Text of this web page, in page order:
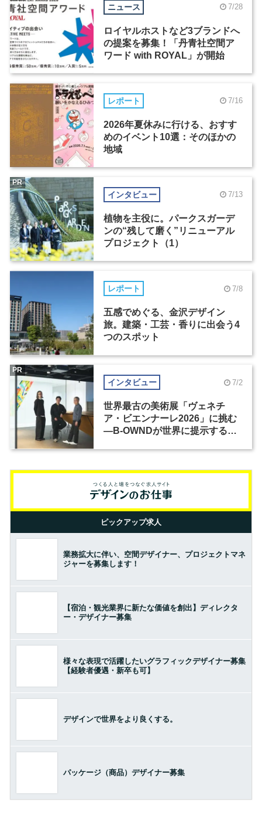
ニュース 7/28
ロイヤルホストなど3ブランドへ
の提案を募集！「丹青社空間ア
ワード with ROYAL」が開始
レポート 7/16
2026年夏休みに行ける、おすす
めのイベント10選：そのほかの
地域
インタビュー 7/13
植物を主役に。パークスガーデ
ンの“残して磨く”リニューアル
プロジェクト（1）
PR
レポート 7/8
五感でめぐる、金沢デザイン
旅。建築・工芸・香りに出会う4
つのスポット
インタビュー 7/2
世界最古の美術展「ヴェネチ
ア・ビエンナーレ2026」に挑む
―B-OWNDが世界に提示する美
PR
ピックアップ求人
業務拡大に伴い、空間デザイナー、プロジェクトマネ
ジャーを募集します！
【宿泊・観光業界に新たな価値を創出】ディレクタ
ー・デザイナー募集
様々な表現で活躍したいグラフィックデザイナー募集
【経験者優遇・新卒も可】
デザインで世界をより良くする。
パッケージ（商品）デザイナー募集